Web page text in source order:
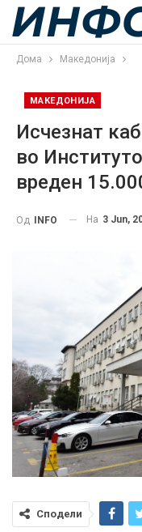
Дома Македонија
МАКЕДОНИЈА
Исчезнат
во
вреден
Од INFO На 3 Jun,
Сподели